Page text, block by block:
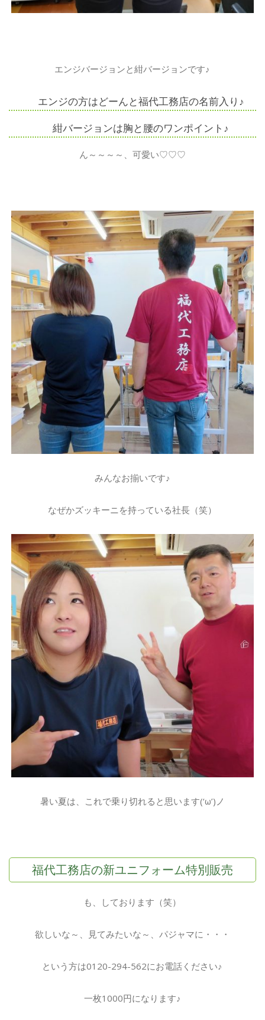
エンジバージョンと紺バージョンです♪
エンジの方はどーんと福代工務店の名前入り♪
紺バージョンは胸と腰のワンポイント♪
ん～～～～、可愛い♡♡♡
みんなお揃いです♪
なぜかズッキーニを持っている社長（笑）
暑い夏は、これで乗り切れると思います(‘ω’)ノ
福代工務店の新ユニフォーム特別販売
も、しております（笑）
欲しいな～、見てみたいな～、パジャマに・・・
という方は0120-294-562にお電話ください♪
一枚1000円になります♪